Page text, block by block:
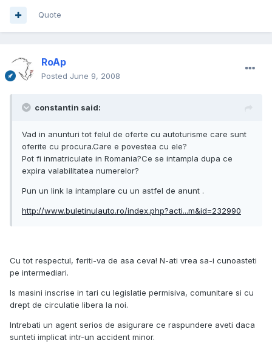
Quote
RoAp
Posted June 9, 2008
constantin said:
Vad in anunturi tot felul de oferte cu autoturisme care sunt
oferite cu procura.Care e povestea cu ele?
Pot fi inmatriculate in Romania?Ce se intampla dupa ce
expira valabilitatea numerelor?
Pun un link la intamplare cu un astfel de anunt .
http://www.buletinulauto.ro/index.php?acti...m&id=232990
Cu tot respectul, feriti-va de asa ceva! N-ati vrea sa-i cunoasteti
pe intermediari.
Is masini inscrise in tari cu legislatie permisiva, comunitare si cu
drept de circulatie libera la noi.
Intrebati un agent serios de asigurare ce raspundere aveti daca
sunteti implicat intr-un accident minor.